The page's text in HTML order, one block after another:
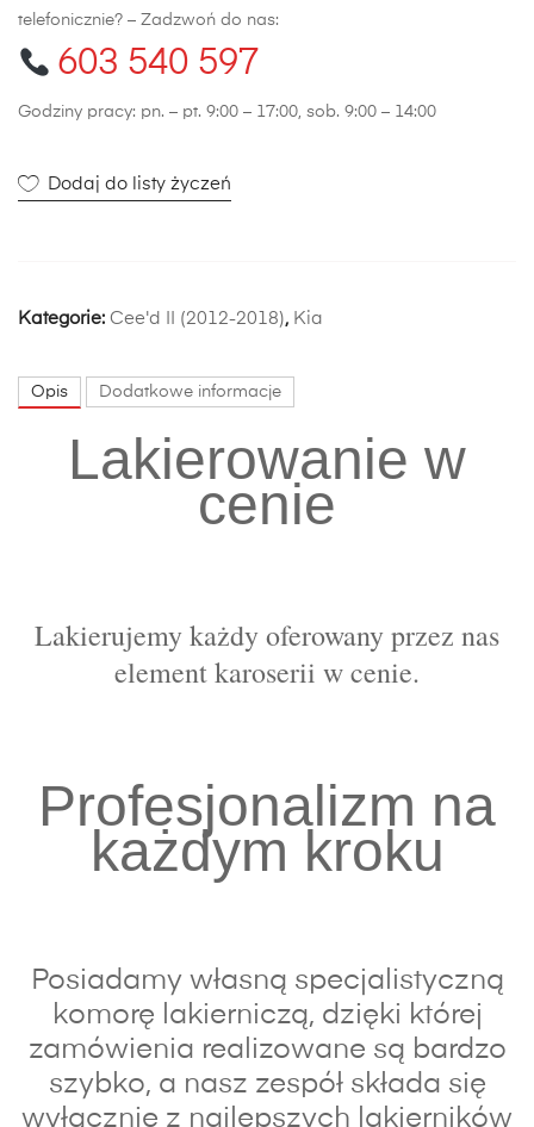
telefonicznie? – Zadzwoń do nas:
603 540 597
Godziny pracy: pn. – pt. 9:00 – 17:00, sob. 9:00 – 14:00
Dodaj do listy życzeń
Kategorie: Cee'd II (2012-2018), Kia
Opis Dodatkowe informacje
Lakierowanie w
cenie
Lakierujemy każdy oferowany przez nas
element karoserii w cenie.
Profesjonalizm na
każdym kroku
Posiadamy własną specjalistyczną
komorę lakierniczą, dzięki której
zamówienia realizowane są bardzo
szybko, a nasz zespół składa się
wyłącznie z najlepszych lakierników